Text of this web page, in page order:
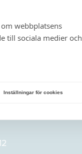
webbplatsens
till sociala medier och
Inställningar för cookies